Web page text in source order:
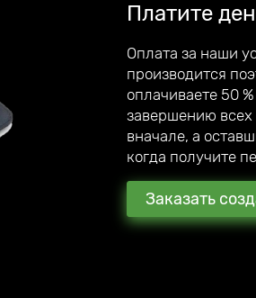
Платите
Оплата за наши
производится
оплачиваете 50
завершению всех
вначале, а
когда получите
Заказать